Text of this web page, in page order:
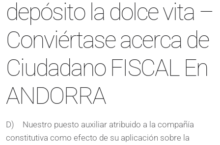
depósito la dolce vita –
Conviértase acerca de
Ciudadano FISCAL En
ANDORRA
D) Nuestro puesto auxiliar atribuido a la compañía
constitutiva como efecto de su aplicación sobre la